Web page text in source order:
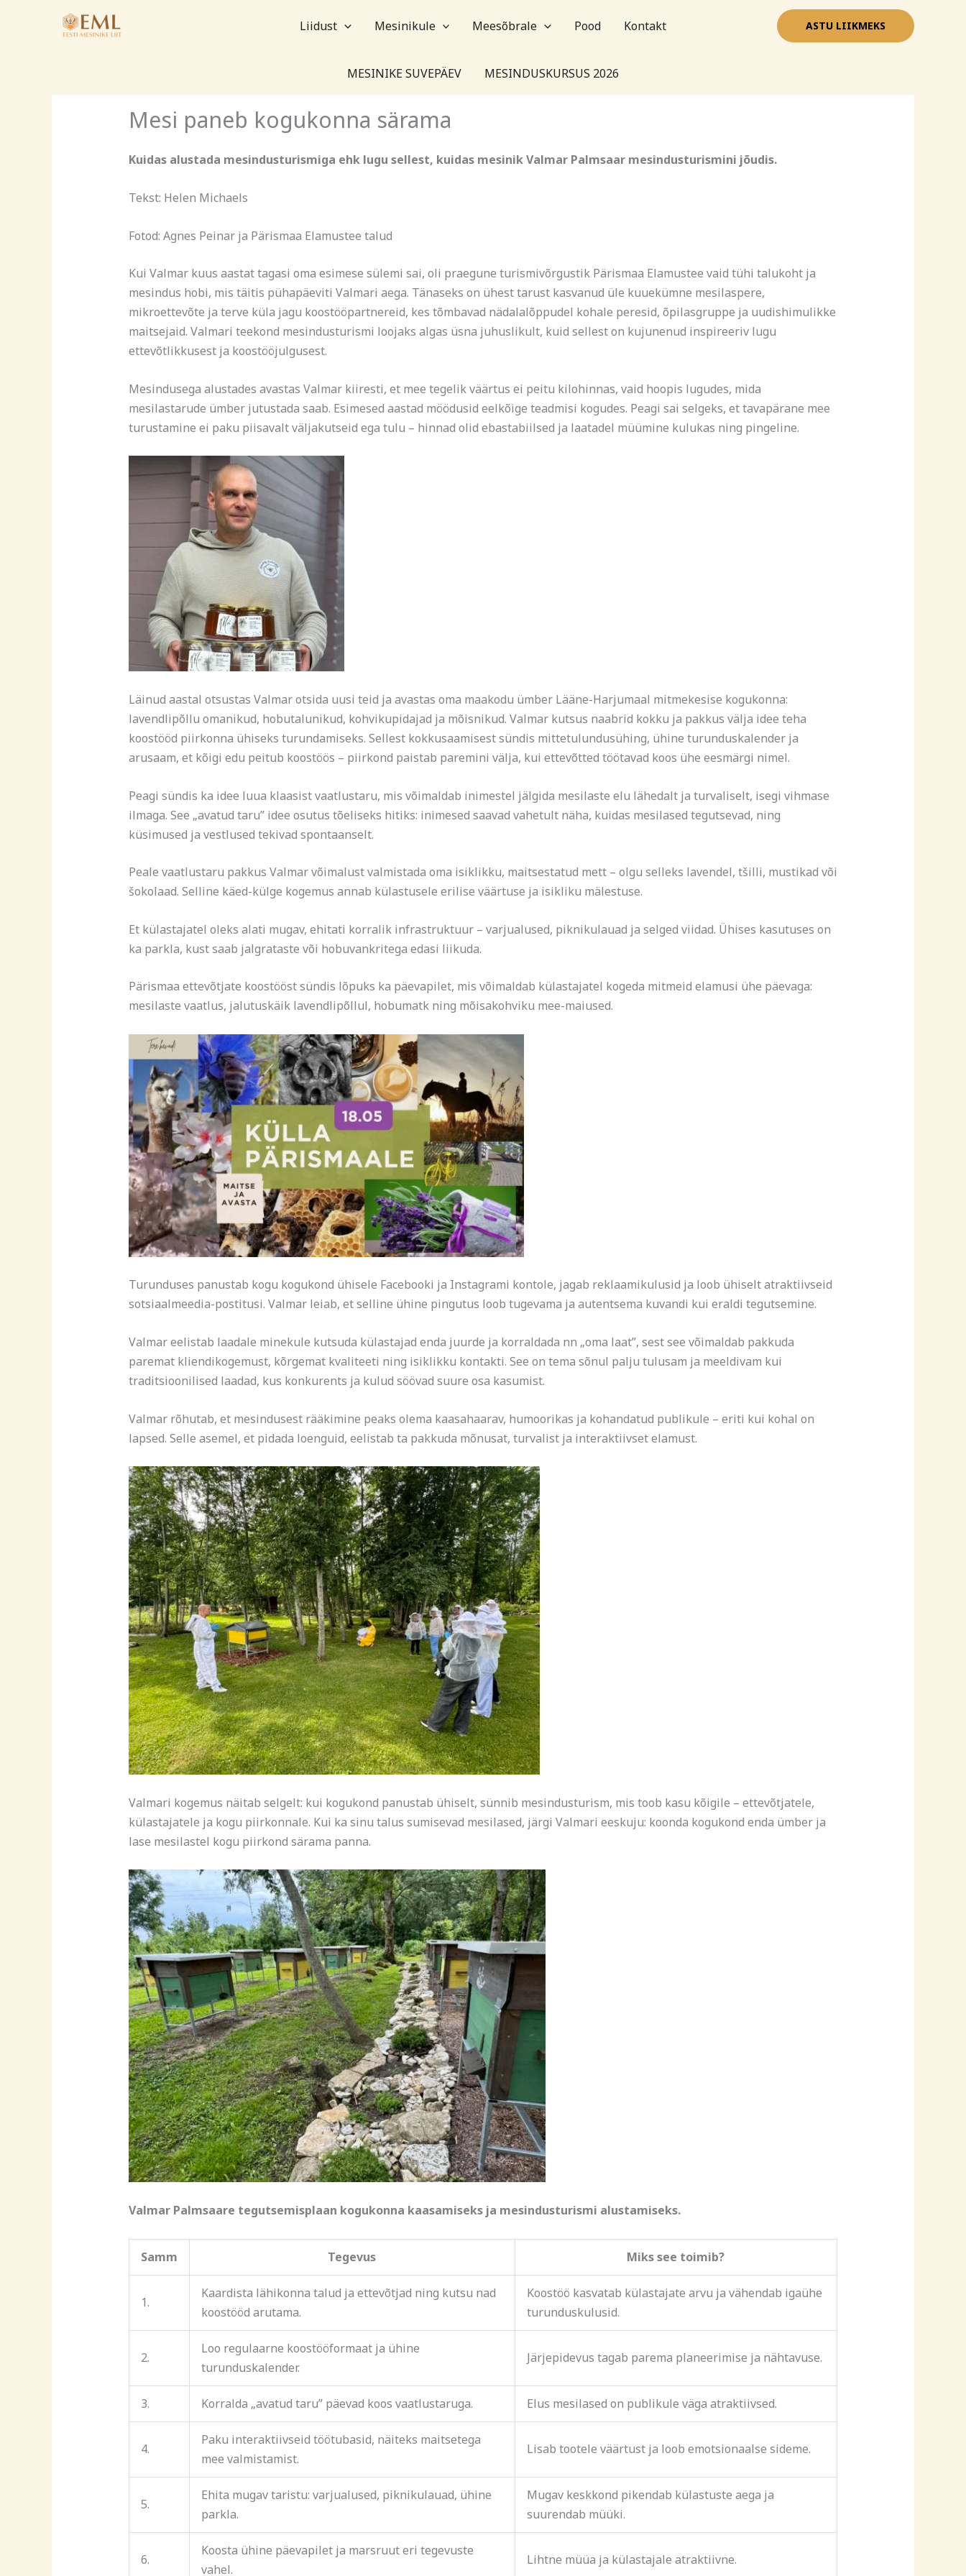
Liidust Mesinikule Meesõbrale Pood Kontakt ASTU LIIKMEKS
MESINIKE SUVEPÄEV MESINDUSKURSUS 2026
Mesi paneb kogukonna särama
Kuidas alustada mesindusturismiga ehk lugu sellest, kuidas mesinik Valmar Palmsaar mesindusturismini jõudis.
Tekst: Helen Michaels
Fotod: Agnes Peinar ja Pärismaa Elamustee talud
Kui Valmar kuus aastat tagasi oma esimese sülemi sai, oli praegune turismivõrgustik Pärismaa Elamustee vaid tühi talukoht ja
mesindus hobi, mis täitis pühapäeviti Valmari aega. Tänaseks on ühest tarust kasvanud üle kuuekümne mesilaspere,
mikroettevõte ja terve küla jagu koostööpartnereid, kes tõmbavad nädalalõppudel kohale peresid, õpilasgruppe ja uudishimulikke
maitsejaid. Valmari teekond mesindusturismi loojaks algas üsna juhuslikult, kuid sellest on kujunenud inspireeriv lugu
ettevõtlikkusest ja koostööjulgusest.
Mesindusega alustades avastas Valmar kiiresti, et mee tegelik väärtus ei peitu kilohinnas, vaid hoopis lugudes, mida
mesilastarude ümber jutustada saab. Esimesed aastad möödusid eelkõige teadmisi kogudes. Peagi sai selgeks, et tavapärane mee
turustamine ei paku piisavalt väljakutseid ega tulu – hinnad olid ebastabiilsed ja laatadel müümine kulukas ning pingeline.
Läinud aastal otsustas Valmar otsida uusi teid ja avastas oma maakodu ümber Lääne-Harjumaal mitmekesise kogukonna:
lavendlipõllu omanikud, hobutalunikud, kohvikupidajad ja mõisnikud. Valmar kutsus naabrid kokku ja pakkus välja idee teha
koostööd piirkonna ühiseks turundamiseks. Sellest kokkusaamisest sündis mittetulundusühing, ühine turunduskalender ja
arusaam, et kõigi edu peitub koostöös – piirkond paistab paremini välja, kui ettevõtted töötavad koos ühe eesmärgi nimel.
Peagi sündis ka idee luua klaasist vaatlustaru, mis võimaldab inimestel jälgida mesilaste elu lähedalt ja turvaliselt, isegi vihmase
ilmaga. See „avatud taru” idee osutus tõeliseks hitiks: inimesed saavad vahetult näha, kuidas mesilased tegutsevad, ning
küsimused ja vestlused tekivad spontaanselt.
Peale vaatlustaru pakkus Valmar võimalust valmistada oma isiklikku, maitsestatud mett – olgu selleks lavendel, tšilli, mustikad või
šokolaad. Selline käed-külge kogemus annab külastusele erilise väärtuse ja isikliku mälestuse.
Et külastajatel oleks alati mugav, ehitati korralik infrastruktuur – varjualused, piknikulauad ja selged viidad. Ühises kasutuses on
ka parkla, kust saab jalgrataste või hobuvankritega edasi liikuda.
Pärismaa ettevõtjate koostööst sündis lõpuks ka päevapilet, mis võimaldab külastajatel kogeda mitmeid elamusi ühe päevaga:
mesilaste vaatlus, jalutuskäik lavendlipõllul, hobumatk ning mõisakohviku mee-maiused.
Turunduses panustab kogu kogukond ühisele Facebooki ja Instagrami kontole, jagab reklaamikulusid ja loob ühiselt atraktiivseid
sotsiaalmeedia-postitusi. Valmar leiab, et selline ühine pingutus loob tugevama ja autentsema kuvandi kui eraldi tegutsemine.
Valmar eelistab laadale minekule kutsuda külastajad enda juurde ja korraldada nn „oma laat”, sest see võimaldab pakkuda
paremat kliendikogemust, kõrgemat kvaliteeti ning isiklikku kontakti. See on tema sõnul palju tulusam ja meeldivam kui
traditsioonilised laadad, kus konkurents ja kulud söövad suure osa kasumist.
Valmar rõhutab, et mesindusest rääkimine peaks olema kaasahaarav, humoorikas ja kohandatud publikule – eriti kui kohal on
lapsed. Selle asemel, et pidada loenguid, eelistab ta pakkuda mõnusat, turvalist ja interaktiivset elamust.
Valmari kogemus näitab selgelt: kui kogukond panustab ühiselt, sünnib mesindusturism, mis toob kasu kõigile – ettevõtjatele,
külastajatele ja kogu piirkonnale. Kui ka sinu talus sumisevad mesilased, järgi Valmari eeskuju: koonda kogukond enda ümber ja
lase mesilastel kogu piirkond särama panna.
Valmar Palmsaare tegutsemisplaan kogukonna kaasamiseks ja mesindusturismi alustamiseks.
Samm Tegevus Miks see toimib?
1.
Kaardista lähikonna talud ja ettevõtjad ning kutsu nad
koostööd arutama.
Koostöö kasvatab külastajate arvu ja vähendab igaühe
turunduskulusid.
2.
Loo regulaarne koostööformaat ja ühine
turunduskalender.
Järjepidevus tagab parema planeerimise ja nähtavuse.
3. Korralda „avatud taru” päevad koos vaatlustaruga. Elus mesilased on publikule väga atraktiivsed.
4.
Paku interaktiivseid töötubasid, näiteks maitsetega
mee valmistamist.
Lisab tootele väärtust ja loob emotsionaalse sideme.
5.
Ehita mugav taristu: varjualused, piknikulauad, ühine
parkla.
Mugav keskkond pikendab külastuste aega ja
suurendab müüki.
6.
Koosta ühine päevapilet ja marsruut eri tegevuste
vahel.
Lihtne müüa ja külastajale atraktiivne.